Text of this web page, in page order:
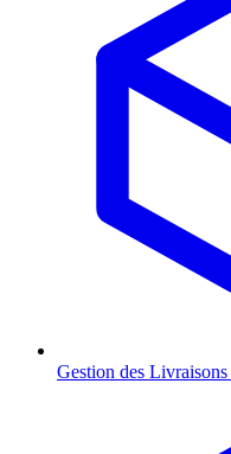
Gestion des Livraisons